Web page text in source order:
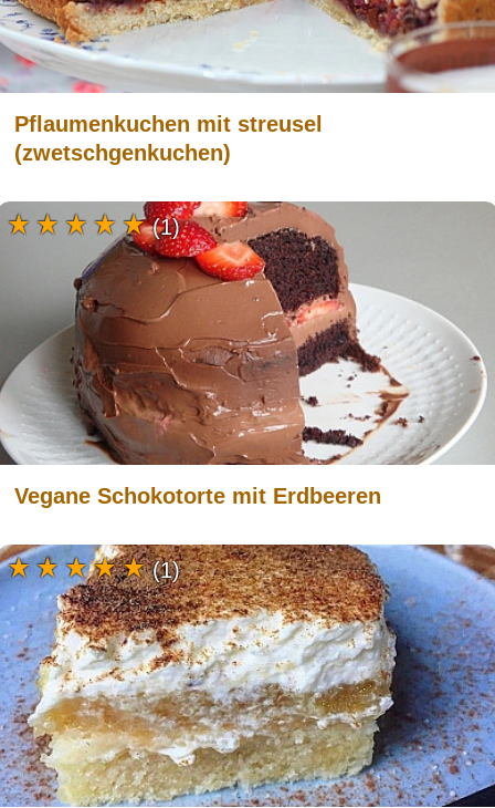
Pflaumenkuchen mit streusel
(zwetschgenkuchen)
Vegane Schokotorte mit Erdbeeren
(1)
(1)